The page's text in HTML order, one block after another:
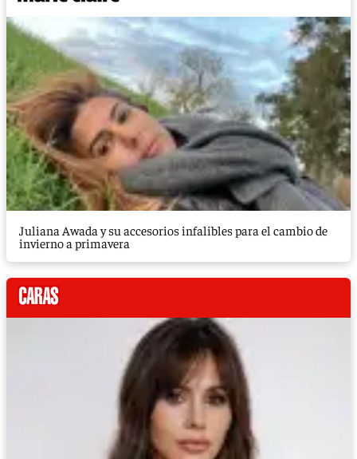
Juliana Awada y su accesorios infalibles para el cambio de
invierno a primavera